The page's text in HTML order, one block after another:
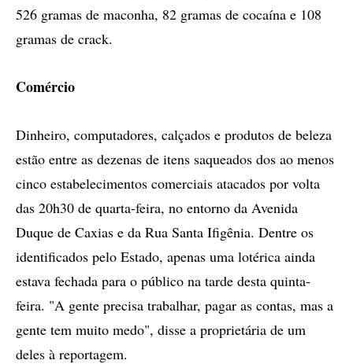
526 gramas de maconha, 82 gramas de cocaína e 108
gramas de crack.
Comércio
Dinheiro, computadores, calçados e produtos de beleza
estão entre as dezenas de itens saqueados dos ao menos
cinco estabelecimentos comerciais atacados por volta
das 20h30 de quarta-feira, no entorno da Avenida
Duque de Caxias e da Rua Santa Ifigênia. Dentre os
identificados pelo Estado, apenas uma lotérica ainda
estava fechada para o público na tarde desta quinta-
feira. "A gente precisa trabalhar, pagar as contas, mas a
gente tem muito medo", disse a proprietária de um
deles à reportagem.